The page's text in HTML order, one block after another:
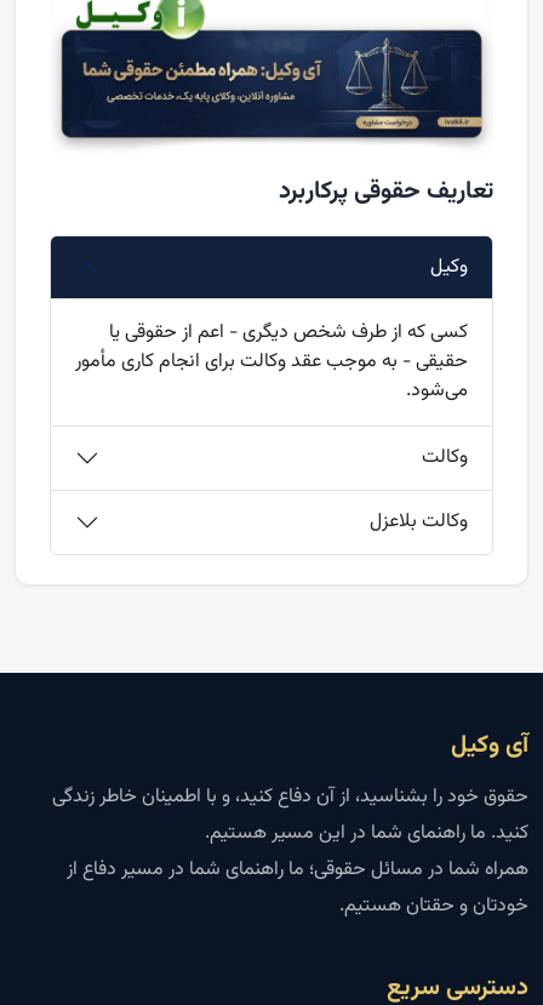
تعاریف حقوقی پرکاربرد
وکیل
کسی که از طرف شخص دیگری - اعم از حقوقی یا
حقیقی - به موجب عقد وکالت برای انجام کاری مأمور
می‌شود.
وکالت
وکالت بلاعزل
آی وکیل
حقوق خود را بشناسید، از آن دفاع کنید، و با اطمینان خاطر زندگی
کنید. ما راهنمای شما در این مسیر هستیم.
همراه شما در مسائل حقوقی؛ ما راهنمای شما در مسیر دفاع از
خودتان و حقتان هستیم.
دسترسی سریع